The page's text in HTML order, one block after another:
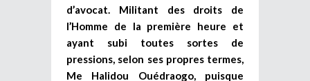
d’avocat. Militant des droits de
l’Homme de la première heure et
ayant subi toutes sortes de
pressions, selon ses propres termes,
Me Halidou Ouédraogo, puisque